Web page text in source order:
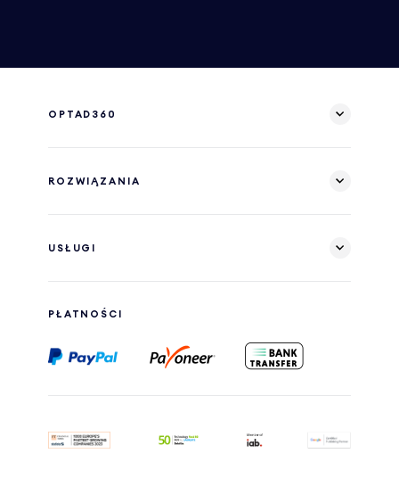
OPTAD360
ROZWIĄZANIA
USŁUGI
PŁATNOŚCI